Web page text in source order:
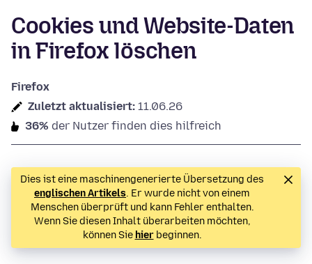
Cookies und Website-Daten
in Firefox löschen
Firefox
Zuletzt aktualisiert: 11.06.26
36% der Nutzer finden dies hilfreich
Dies ist eine maschinengenerierte Übersetzung des
englischen Artikels. Er wurde nicht von einem
Menschen überprüft und kann Fehler enthalten.
Wenn Sie diesen Inhalt überarbeiten möchten,
können Sie hierbeginnen.